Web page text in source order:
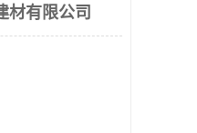
材有限公司